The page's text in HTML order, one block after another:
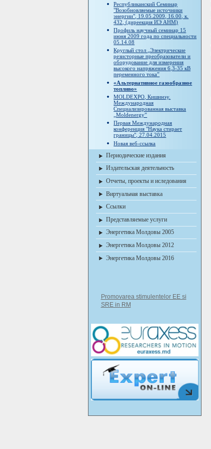
Республиканский Семинар
"Возобновляемые источники
энергии", 19.05.2009, 16.00, к.
432, (диреекция ИЭ АНМ)
Профиль научный семинар 15
июня 2009 года по специальности
05.14.08
Круглый стол „Электрические
резисторные преобразователи и
оборудование для измерения
высокого напряжения 6,3-35 кВ
переменного тока”
«Альтернативное газообразное
топливо»
MOLDEXPO, Кишинэу.
Международная
Специализированная выставка
„Moldenergy”
Первая Международная
конференция "Наука стирает
границы", 27.04.2015
Новая веб-ссылка
Периодические издания
Издательская деятельность
Отчеты, проекты и иследования
Виртуальная выставка
Ссылки
Представляемые услуги
Энергетика Молдовы 2005
Энергетика Молдовы 2012
Энергетика Молдовы 2016
Promovarea stimulentelor EE si
SRE in RM